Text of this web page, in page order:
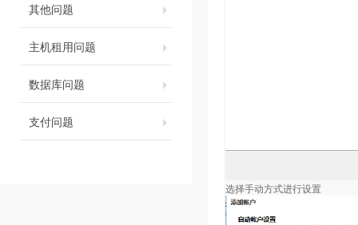
其他问题
主机租用问题
数据库问题
支付问题
选择手动方式进行设置